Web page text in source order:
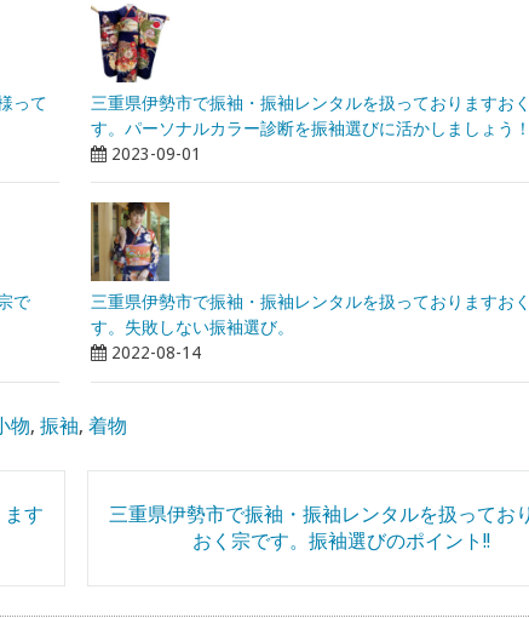
って
三重県伊勢市で振袖・振袖レンタルを扱っておりますお
す。パーソナルカラー診断を振袖選びに活かしましょう
2023-09-01
で
三重県伊勢市で振袖・振袖レンタルを扱っておりますお
す。失敗しない振袖選び。
2022-08-14
物, 振袖, 着物
す
三重県伊勢市で振袖・振袖レンタルを扱ってお
おく宗です。振袖選びのポイント!!